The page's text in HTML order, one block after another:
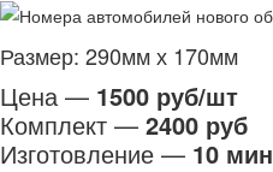
Размер: 290мм х 170мм
Цена — 1500 руб/шт
Комплект — 2400 руб
Изготовление — 10 мин